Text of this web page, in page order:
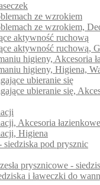
ze wzrokiem
ze wzrokiem,
aktywność ruchową
aktywność ruchową,
higieny, Akcesoria
higieny, Higiena,
ubieranie się
ubieranie się,
Akcesoria łazienkowe
Higiena
siedziska pod prysznic
prysznicowe -
i ławeczki do